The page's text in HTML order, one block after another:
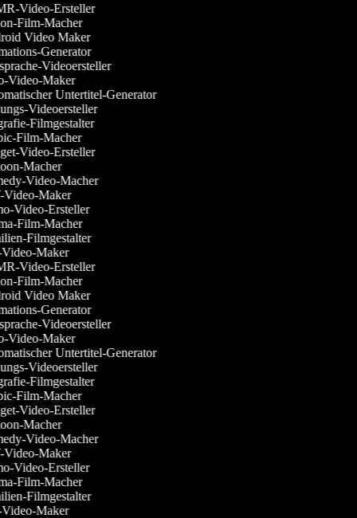
Video-Ersteller
Film-Macher
Video Maker
Generator
Videoersteller
Video-Maker
Untertitel-Generator
Videoersteller
Filmgestalter
Film-Macher
Video-Ersteller
Macher
Video-Macher
Maker
Video-Ersteller
Film-Macher
Filmgestalter
Maker
Video-Ersteller
Film-Macher
Video Maker
Generator
Videoersteller
Video-Maker
Untertitel-Generator
Videoersteller
Filmgestalter
Film-Macher
Video-Ersteller
Macher
Video-Macher
Maker
Video-Ersteller
Film-Macher
Filmgestalter
Maker